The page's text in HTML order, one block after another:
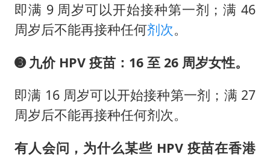
即满 9 周岁可以开始接种第一剂；满 46
周岁后不能再接种任何剂次。
➌ 九价 HPV 疫苗：16 至 26 周岁女性。
即满 16 周岁可以开始接种第一剂；满 27
周岁后不能再接种任何剂次。
有人会问，为什么某些 HPV 疫苗在香港